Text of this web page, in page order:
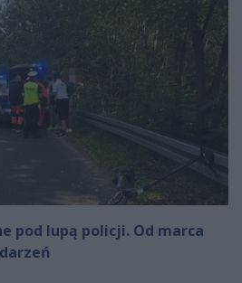
pod lupą policji. Od marca